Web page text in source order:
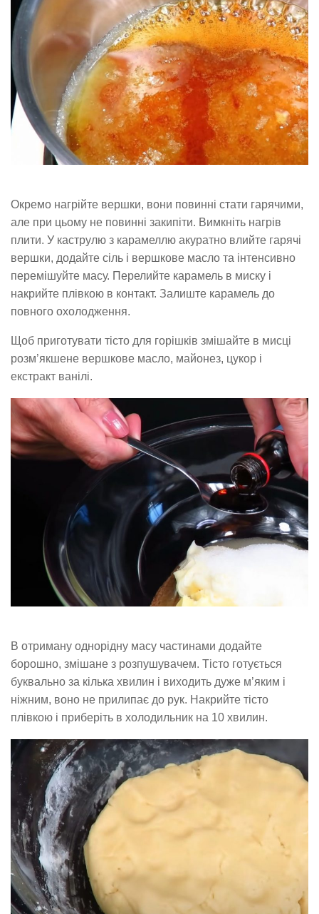
Окремо нагрійте вершки, вони повинні стати гарячими,
але при цьому не повинні закипіти. Вимкніть нагрів
плити. У каструлю з карамеллю акуратно влийте гарячі
вершки, додайте сіль і вершкове масло та інтенсивно
перемішуйте масу. Перелийте карамель в миску і
накрийте плівкою в контакт. Залиште карамель до
повного охолодження.
Щоб приготувати тісто для горішків змішайте в мисці
розм’якшене вершкове масло, майонез, цукор і
екстракт ванілі.
В отриману однорідну масу частинами додайте
борошно, змішане з розпушувачем. Тісто готується
буквально за кілька хвилин і виходить дуже м’яким і
ніжним, воно не прилипає до рук. Накрийте тісто
плівкою і приберіть в холодильник на 10 хвилин.